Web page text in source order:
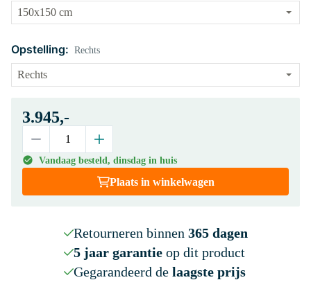
Opstelling: Rechts
3.945,-
Vandaag besteld, dinsdag in huis
Plaats in winkelwagen
Retourneren binnen 365 dagen
5 jaar garantieop dit product
Gegarandeerd de laagste prijs